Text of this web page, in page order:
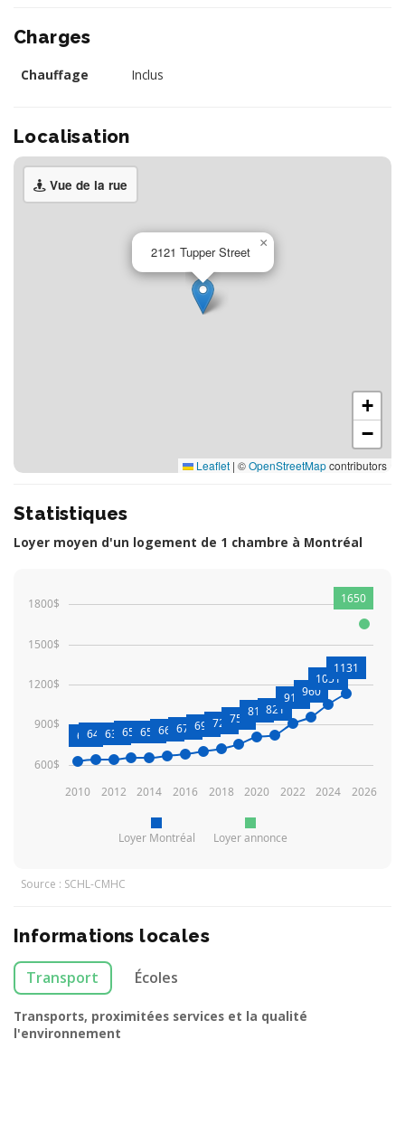
Charges
Chauffage Inclus
Localisation
Vue de la rue
2121 Tupper Street
×
+
−
Leaflet | ©OpenStreetMapcontributors
Statistiques
Loyer moyen d'un logement de 1 chambre à Montréal
Loyer Montréal Loyer annonce
2010 2012 2014 2016 2018 2020 2022 2024 2026
600$
900$
1200$
1500$
1800$
627641637651655668679698 720754810821
912 960
1051
1131
1650
Source : SCHL-CMHC
Informations locales
Transport Écoles
Transports, proximitées services et la qualité
l'environnement